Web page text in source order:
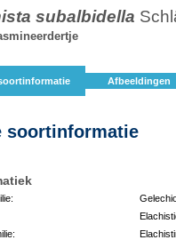
subalbidella
Afbeeldingen
soortinformatie